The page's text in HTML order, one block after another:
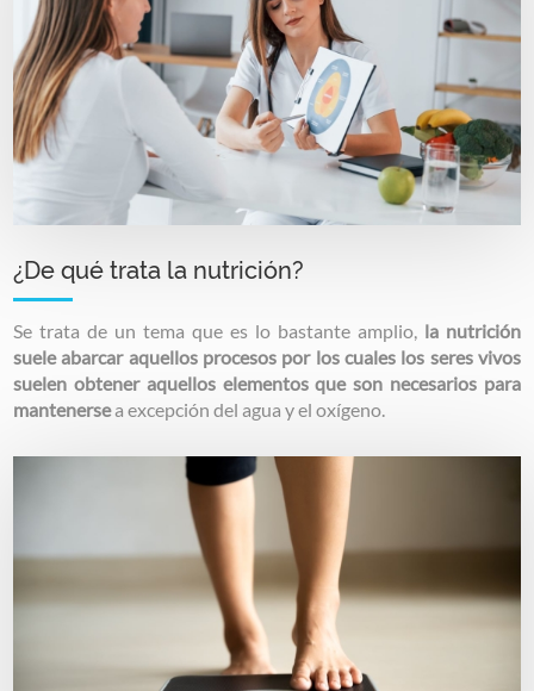
¿De qué trata la nutrición?
Se trata de un tema que es lo bastante amplio, la nutrición
suele abarcar aquellos procesos por los cuales los seres vivos
suelen obtener aquellos elementos que son necesarios para
mantenersea excepción del agua y el oxígeno.